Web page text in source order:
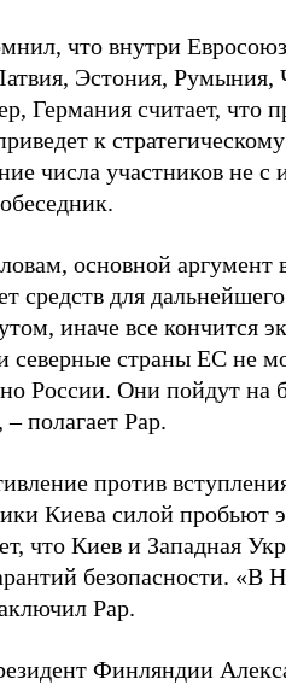
что внутри
Эстония, Румыния,
Германия считает, что
к
числа участников не с
основной аргумент
средств для
иначе все кончится
северные страны ЕС не
России. Они пойдут на
– полагает Рар.
против
Киева силой пробьют
что Киев и Западная
безопасности. «В
Рар.
Финляндии